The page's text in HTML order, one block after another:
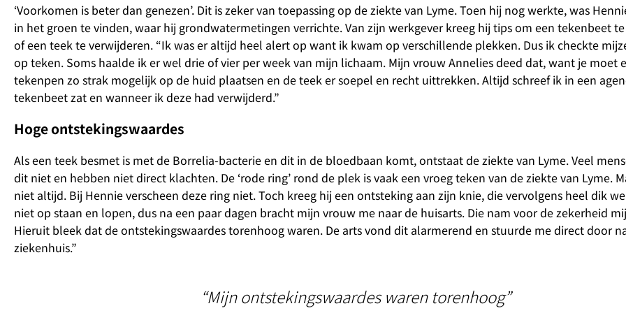
‘Voorkomen is beter dan genezen’. Dit is zeker van toepassing op de ziekte van Lyme. Toen hij nog werkte, was
in het groen te vinden, waar hij grondwatermetingen verrichte. Van zijn werkgever kreeg hij tips om een tekenbeet
of een teek te verwijderen. “Ik was er altijd heel alert op want ik kwam op verschillende plekken. Dus ik checkte
op teken. Soms haalde ik er wel drie of vier per week van mijn lichaam. Mijn vrouw Annelies deed dat, want je moet
tekenpen zo strak mogelijk op de huid plaatsen en de teek er soepel en recht uittrekken. Altijd schreef ik in een
tekenbeet zat en wanneer ik deze had verwijderd.”
Hoge ontstekingswaardes
Als een teek besmet is met de Borrelia-bacterie en dit in de bloedbaan komt, ontstaat de ziekte van Lyme. Veel
dit niet en hebben niet direct klachten. De ‘rode ring’ rond de plek is vaak een vroeg teken van de ziekte van Lyme.
niet altijd. Bij Hennie verscheen deze ring niet. Toch kreeg hij een ontsteking aan zijn knie, die vervolgens heel dik
niet op staan en lopen, dus na een paar dagen bracht mijn vrouw me naar de huisarts. Die nam voor de zekerheid
Hieruit bleek dat de ontstekingswaardes torenhoog waren. De arts vond dit alarmerend en stuurde me direct door
ziekenhuis.”
“Mijn ontstekingswaardes waren torenhoog”